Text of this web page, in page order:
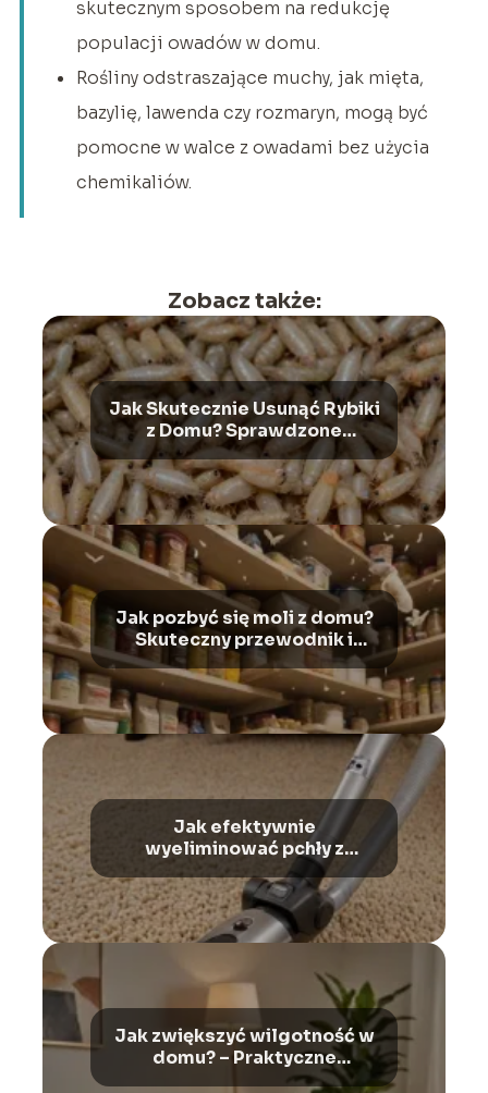
skutecznym sposobem na redukcję
populacji owadów w domu.
Rośliny odstraszające muchy, jak mięta,
bazylię, lawenda czy rozmaryn, mogą być
pomocne w walce z owadami bez użycia
chemikaliów.
Zobacz także:
Jak Skutecznie Usunąć Rybiki
z Domu? Sprawdzone
Sposoby – Bezpieczne
Pozbycie Się Tej Plagi!
Jak pozbyć się moli z domu?
Skuteczny przewodnik i
metody – sprawdź!
Jak efektywnie
wyeliminować pchły z
mieszkania? Wypróbowane
sposoby na zwalczanie
insektów
Jak zwiększyć wilgotność w
domu? – Praktyczne
rozwiązania